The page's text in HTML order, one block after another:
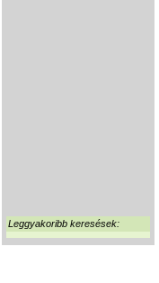
Leggyakoribb keresések: